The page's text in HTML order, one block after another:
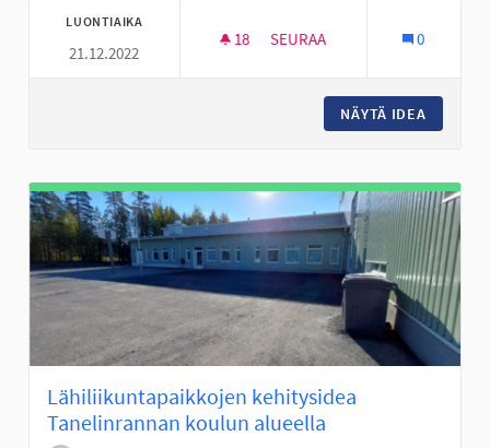
LUONTIAIKA
21.12.2022
18 18 SEURAAJAA
SEURAA 0
NÄYTÄ IDEA
Lähiliikuntapaikkojen kehitysidea
Tanelinrannan koulun alueella